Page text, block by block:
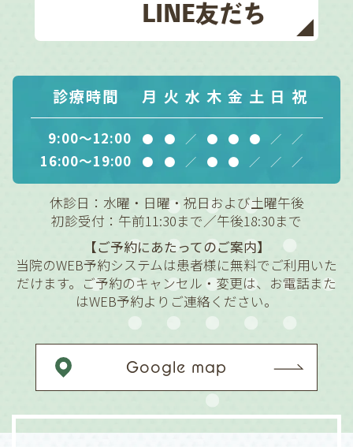
LINE友だち
診療時間 月 火 水 木 金 土 日 祝
9:00～12:00 ● ● ／ ● ● ● ／ ／
16:00～19:00 ● ● ／ ● ● ／ ／ ／
休診日：水曜・日曜・祝日および土曜午後
初診受付：午前11:30まで／午後18:30まで
【ご予約にあたってのご案内】
当院のWEB予約システムは患者様に無料でご利用いた
だけます。ご予約のキャンセル・変更は、お電話また
はWEB予約よりご連絡ください。
Google map